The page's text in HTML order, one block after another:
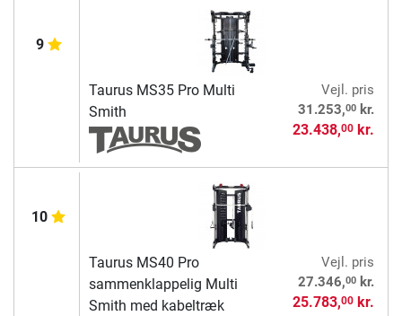
9
Taurus MS35 Pro Multi
Smith
Vejl. pris
31.253,00kr.
23.438,00kr.
10
Taurus MS40 Pro
sammenklappelig Multi
Smith med kabeltræk
Vejl. pris
27.346,00kr.
25.783,00kr.